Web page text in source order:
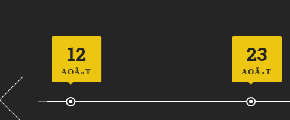
12
AOÃ»T
23
AOÃ»T